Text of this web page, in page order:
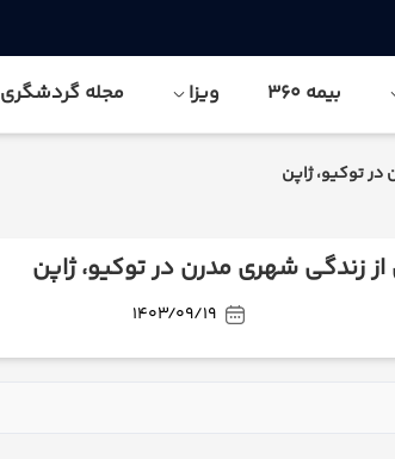
بیمه 360 ویزا مجله گردشگری
توکیو، ژاپن
از زندگی شهری مدرن در توکیو، ژاپن
1403/09/19